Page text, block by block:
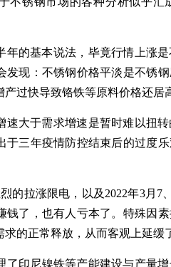
年的基本说法，毕竟行情上涨
发现：不锈钢价格平淡是不锈
过快导致铬铁等原料价格还居
速大于需求增速是暂时难以扭
于三年疫情防控结束后的过度
的拉涨限电，以及2022年3月
钱了，也有人亏本了。特殊因
的正常释放，从而客观上延缓
了印尼镍铁等产能建设与产量